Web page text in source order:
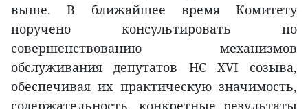
выше. В ближайшее время Комитету
поручено консультировать по
совершенствованию механизмов
обслуживания депутатов НС XVI созыва,
обеспечивая их практическую значимость,
содержательность, конкретные результаты